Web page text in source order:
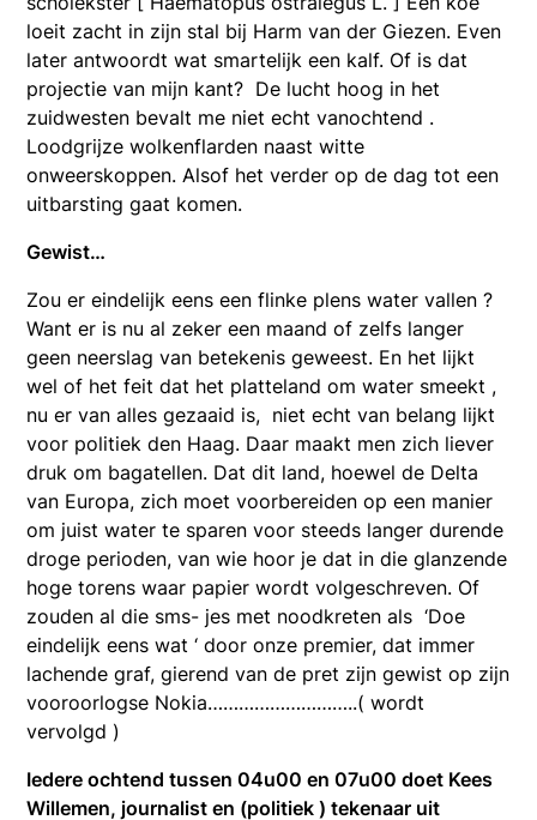
loeit zacht in zijn stal bij Harm van der Giezen. Even
later antwoordt wat smartelijk een kalf. Of is dat
projectie van mijn kant? De lucht hoog in het
zuidwesten bevalt me niet echt vanochtend .
Loodgrijze wolkenflarden naast witte
onweerskoppen. Alsof het verder op de dag tot een
uitbarsting gaat komen.
Gewist…
Zou er eindelijk eens een flinke plens water vallen ?
Want er is nu al zeker een maand of zelfs langer
geen neerslag van betekenis geweest. En het lijkt
wel of het feit dat het platteland om water smeekt ,
nu er van alles gezaaid is, niet echt van belang lijkt
voor politiek den Haag. Daar maakt men zich liever
druk om bagatellen. Dat dit land, hoewel de Delta
van Europa, zich moet voorbereiden op een manier
om juist water te sparen voor steeds langer durende
droge perioden, van wie hoor je dat in die glanzende
hoge torens waar papier wordt volgeschreven. Of
zouden al die sms- jes met noodkreten als ‘Doe
eindelijk eens wat ‘ door onze premier, dat immer
lachende graf, gierend van de pret zijn gewist op zijn
vooroorlogse Nokia………………………..( wordt
vervolgd )
Iedere ochtend tussen 04u00 en 07u00 doet Kees
Willemen, journalist en (politiek ) tekenaar uit